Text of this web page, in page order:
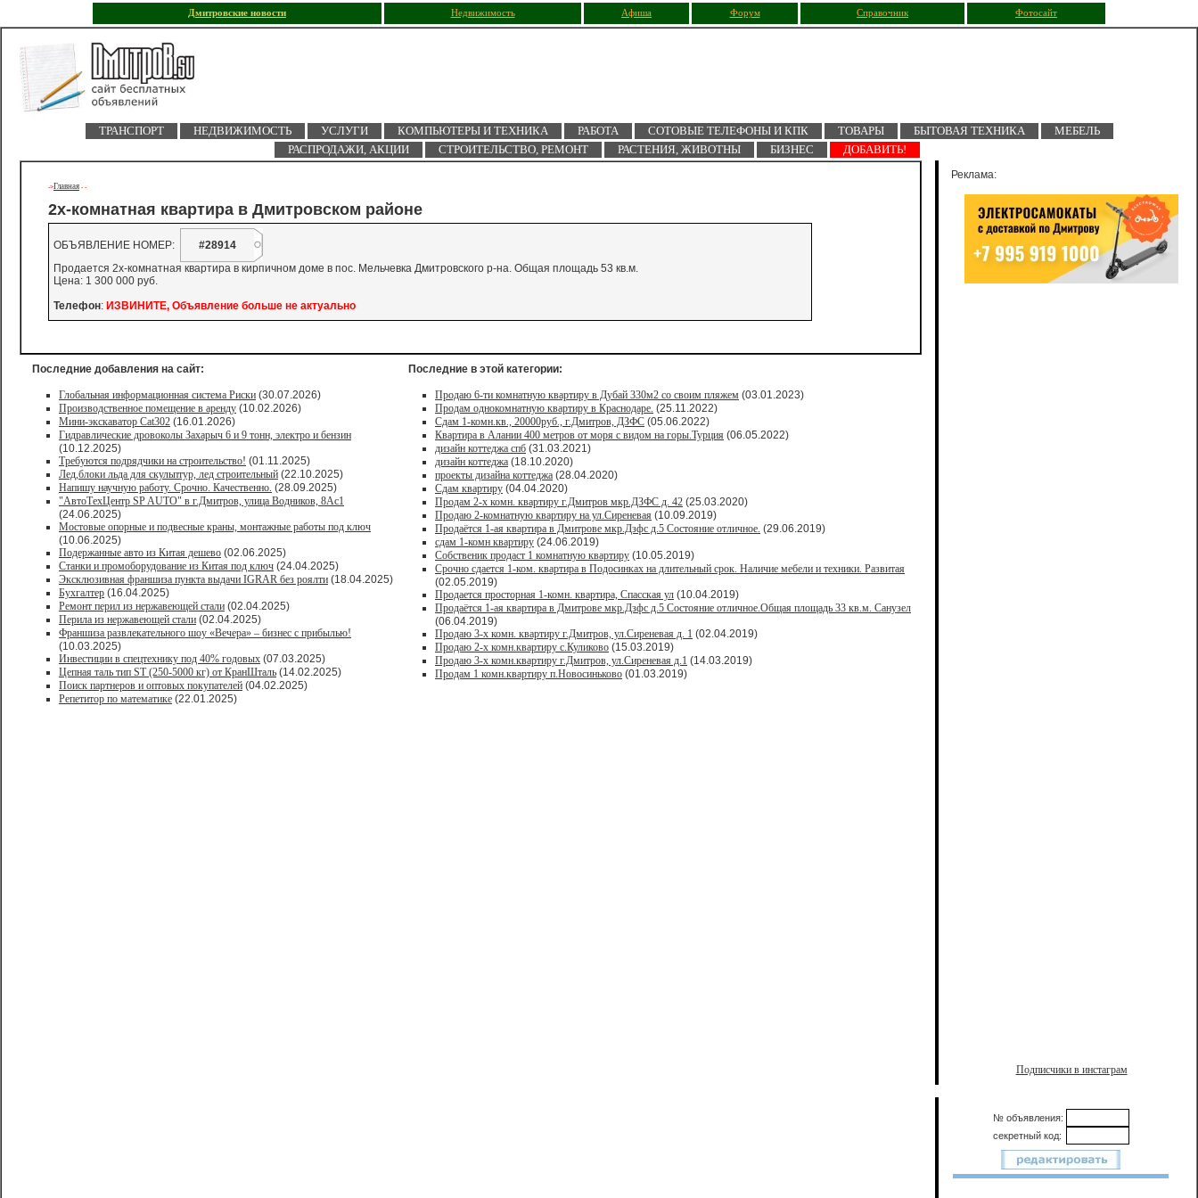
Дмитровские новости Недвижимость Афиша Форум Справочник Фотосайт
ТРАНСПОРТ НЕДВИЖИМОСТЬ УСЛУГИ КОМПЬЮТЕРЫ И ТЕХНИКА РАБОТА СОТОВЫЕ ТЕЛЕФОНЫ И КПК ТОВАРЫ БЫТОВАЯ ТЕХНИКА
МЕБЕЛЬ
РАСПРОДАЖИ, АКЦИИ
СТРОИТЕЛЬСТВО, РЕМОНТ РАСТЕНИЯ, ЖИВОТНЫ БИЗНЕС ДОБАВИТЬ!
->Главная - -
2х-комнатная квартира в Дмитровском районе
ОБЪЯВЛЕНИЕ НОМЕР:
#28914
Продается 2х-комнатная квартира в кирпичном доме в пос. Мельчевка Дмитровского р-на. Общая площадь 53 кв.м.
Цена: 1 300 000 руб.
Телефон: ИЗВИНИТЕ, Объявление больше не актуально
Последние добавления на сайт:
Глобальная информационная система Риски (30.07.2026)
Производственное помещение в аренду (10.02.2026)
Мини-экскаватор Cat302 (16.01.2026)
Гидравлические дровоколы Захарыч 6 и 9 тонн, электро и бензин
(10.12.2025)
Требуются подрядчики на строительство! (01.11.2025)
Лед,блоки льда для скульптур, лед строительный (22.10.2025)
Напишу научную работу. Срочно. Качественно. (28.09.2025)
"АвтоТехЦентр SP AUTO" в г.Дмитров, улица Водников, 8Ас1
(24.06.2025)
Мостовые опорные и подвесные краны, монтажные работы под ключ
(10.06.2025)
Подержанные авто из Китая дешево (02.06.2025)
Станки и промоборудование из Китая под ключ (24.04.2025)
Эксклюзивная франшиза пункта выдачи IGRAR без роялти (18.04.2025)
Бухгалтер (16.04.2025)
Ремонт перил из нержавеющей стали (02.04.2025)
Перила из нержавеющей стали (02.04.2025)
Франшиза развлекательного шоу «Вечера» – бизнес с прибылью!
(10.03.2025)
Инвестиции в спецтехнику под 40% годовых (07.03.2025)
Цепная таль тип ST (250-5000 кг) от КранШталь (14.02.2025)
Поиск партнеров и оптовых покупателей (04.02.2025)
Репетитор по математике (22.01.2025)
Последние в этой категории:
Продаю 6-ти комнатную квартиру в Дубай 330м2 со своим пляжем (03.01.2023)
Продам однокомнатную квартиру в Краснодаре. (25.11.2022)
Сдам 1-комн.кв., 20000руб., г.Дмитров, ДЗФС (05.06.2022)
Квартира в Алании 400 метров от моря с видом на горы.Турция (06.05.2022)
дизайн коттеджа спб (31.03.2021)
дизайн коттеджа (18.10.2020)
проекты дизайна коттеджа (28.04.2020)
Сдам квартиру (04.04.2020)
Продам 2-х комн. квартиру г.Дмитров мкр.ДЗФС д. 42 (25.03.2020)
Продаю 2-комнатную квартиру на ул.Сиреневая (10.09.2019)
Продаётся 1-ая квартира в Дмитрове мкр.Дзфс д.5 Состояние отличное. (29.06.2019)
сдам 1-комн квартиру (24.06.2019)
Собственик продаст 1 комнатную квартиру (10.05.2019)
Срочно сдается 1-ком. квартира в Подосинках на длительный срок. Наличие мебели и техники. Развитая
(02.05.2019)
Продается просторная 1-комн. квартира, Спасская ул (10.04.2019)
Продаётся 1-ая квартира в Дмитрове мкр.Дзфс д.5 Состояние отличное.Общая площадь 33 кв.м. Санузел
(06.04.2019)
Продаю 3-х комн. квартиру г.Дмитров, ул.Сиреневая д. 1 (02.04.2019)
Продаю 2-х комн.квартиру с.Куликово (15.03.2019)
Продаю 3-х комн.квартиру г.Дмитров, ул.Сиреневая д.1 (14.03.2019)
Продам 1 комн.квартиру п.Новосиньково (01.03.2019)
Реклама:
Подписчики в инстаграм
№ объявления:
секретный код: